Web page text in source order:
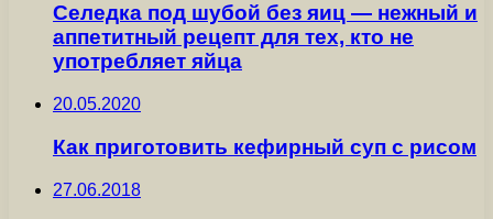
Селедка под шубой без яиц — нежный и
аппетитный рецепт для тех, кто не
употребляет яйца
20.05.2020
Как приготовить кефирный суп с рисом
27.06.2018